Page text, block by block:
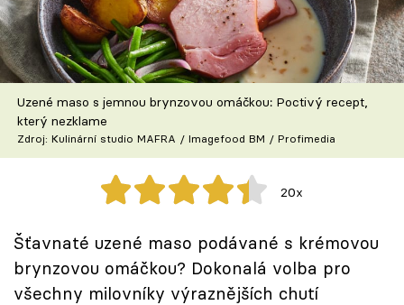
Škola vaření
Recepty z TV
Speciál: Cuketa
Těhotnej kuchař
Sledujte prima+
Přihlášení
Uzené maso s jemnou brynzovou omáčkou: Poctivý recept,
který nezklame
Zdroj: Kulinární studio MAFRA / Imagefood BM / Profimedia
20x
Šťavnaté uzené maso podávané s krémovou
brynzovou omáčkou? Dokonalá volba pro
všechny milovníky výraznějších chutí